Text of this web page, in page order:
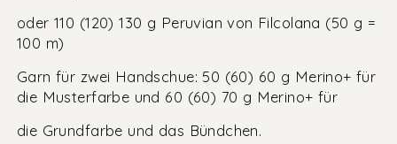
oder 110 (120) 130 g Peruvian von Filcolana (50 g =
100 m)
Garn für zwei Handschue: 50 (60) 60 g Merino+ für
die Musterfarbe und 60 (60) 70 g Merino+ für
die Grundfarbe und das Bündchen.